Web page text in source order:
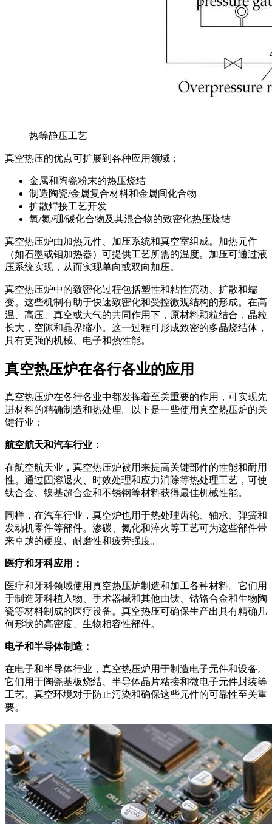
热等静压工艺
真空热压的优点可扩展到各种应用领域：
金属和陶瓷粉末的热压烧结
制造陶瓷/金属复合材料和金属间化合物
扩散焊接工艺开发
氧/氮/硼/碳化合物及其混合物的致密化热压烧结
真空热压炉由加热元件、加压系统和真空室组成。加热元件
（如石墨或钼加热器）可提供工艺所需的温度。加压可通过液
压系统实现，从而实现单向或双向加压。
真空热压炉中的致密化过程包括塑性和粘性流动、扩散和蠕
变。这些机制有助于快速致密化和受控微观结构的形成。在高
温、高压、真空或大气的共同作用下，原材料颗粒结合，晶粒
长大，空隙和晶界缩小。这一过程可形成致密的多晶烧结体，
具有更强的机械、电子和热性能。
真空热压炉在各行各业的应用
真空热压炉在各行各业中都发挥着至关重要的作用，可实现先
进材料的精确制造和热处理。以下是一些使用真空热压炉的关
键行业：
航空航天和汽车行业：
在航空航天业，真空热压炉被用来提高关键部件的性能和耐用
性。通过固溶退火、时效处理和应力消除等热处理工艺，可使
钛合金、镍基超合金和不锈钢等材料获得最佳机械性能。
同样，在汽车行业，真空炉也用于热处理齿轮、轴承、弹簧和
发动机零件等部件。渗碳、氮化和淬火等工艺可为这些部件带
来卓越的硬度、耐磨性和疲劳强度。
医疗和牙科应用：
医疗和牙科领域使用真空热压炉制造和加工各种材料。它们用
于制造牙科植入物、手术器械和其他由钛、钴铬合金和生物陶
瓷等材料制成的医疗设备。真空热压可确保生产出具有精确几
何形状的高密度、生物相容性部件。
电子和半导体制造：
在电子和半导体行业，真空热压炉用于制造电子元件和设备。
它们用于陶瓷基板烧结、半导体晶片粘接和微电子元件封装等
工艺。真空环境对于防止污染和确保这些元件的可靠性至关重
要。